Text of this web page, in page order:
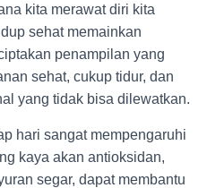
kita merawat diri kita
sehat memainkan
penampilan yang
sehat, cukup tidur, dan
yang tidak bisa dilewatkan.
hari sangat mempengaruhi
kaya akan antioksidan,
segar, dapat membantu